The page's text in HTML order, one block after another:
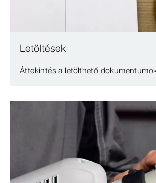
Letöltések
Áttekintés a letölthető